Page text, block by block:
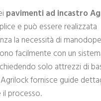
pavimenti ad incastro
e può essere realizzata
la necessità di
facilmente con un
solo attrezzi di
fornisce guide
processo.